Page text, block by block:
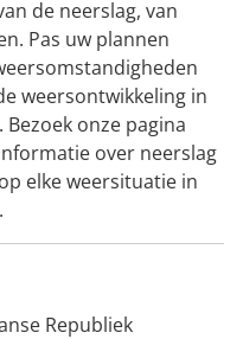
de neerslag, van
Pas uw plannen
weersontwikkeling in
onze pagina
over neerslag
elke weersituatie in
Republiek